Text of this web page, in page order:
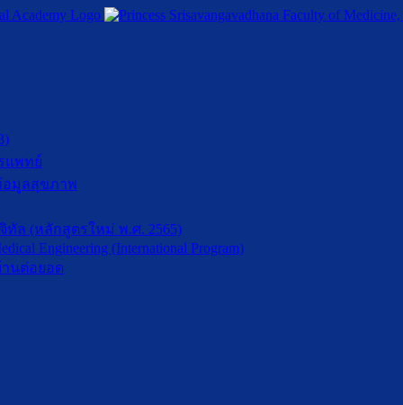
แพทย์
อมูลสุขภาพ
ล (หลักสูตรใหม่ พ.ศ. 2565)
Engineering (International Program)
นต่อยอด